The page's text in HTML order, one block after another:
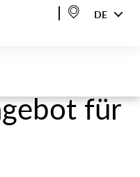
DE
für